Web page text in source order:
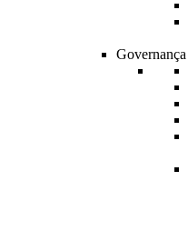
Governança